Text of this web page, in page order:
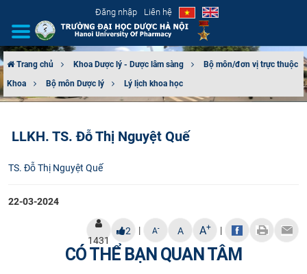
Đăng nhập Liên hệ
GIỚI THIỆU
ĐẢM BẢO CHẤT LƯỢNG
KHOA HỌC CÔNG NGHỆ
Trang chủ Khoa Dược lý - Dược lâm sàng
Bộ môn/đơn vị trực thuộc
Khoa
Bộ môn Dược lý Lý lịch khoa học
LLKH. TS. Đỗ Thị Nguyệt Quế
TS. Đỗ Thị Nguyệt Quế
22-03-2024
1431
2 | A- A A+ |
CÓ THỂ BẠN QUAN TÂM